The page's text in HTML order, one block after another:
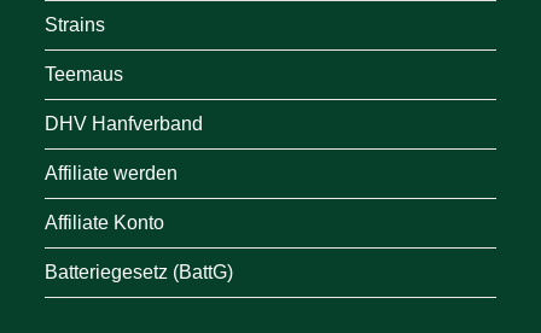
Strains
Teemaus
DHV Hanfverband
Affiliate werden
Affiliate Konto
Batteriegesetz (BattG)